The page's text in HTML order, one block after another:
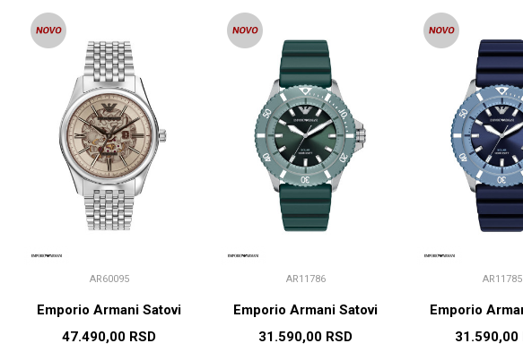
AR60095
Emporio Armani Satovi
47.490,00 RSD
AR11786
Emporio Armani Satovi
31.590,00 RSD
AR11785
Emporio
31.590,00